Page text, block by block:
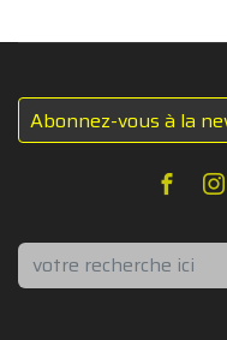
Abonnez-vous à la
Rechercher